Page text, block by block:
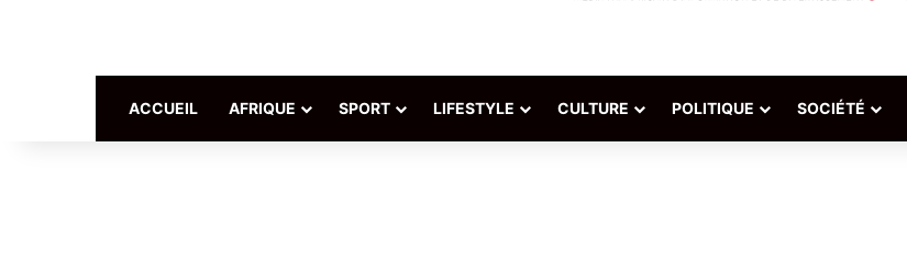
ACCUEIL AFRIQUE SPORT LIFESTYLE CULTURE POLITIQUE SOCIÉTÉ